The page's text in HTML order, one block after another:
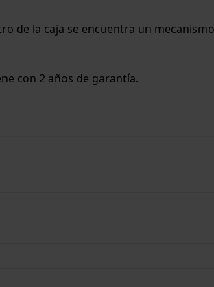
de la caja se encuentra un
con 2 años de garantía.